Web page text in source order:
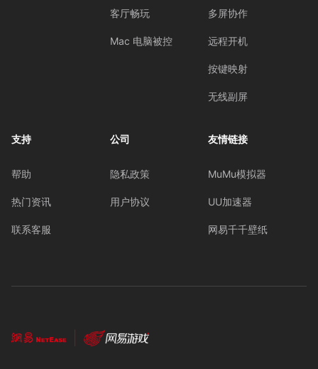
客厅畅玩
Mac 电脑被控
多屏协作
远程开机
按键映射
无线副屏
支持
帮助
热门资讯
联系客服
公司
隐私政策
用户协议
友情链接
MuMu模拟器
UU加速器
网易千千壁纸